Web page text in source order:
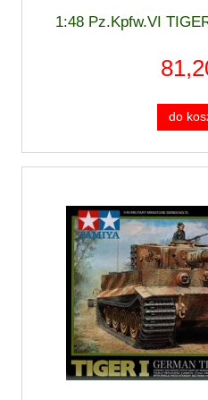
1:48 Pz.Kpfw.VI
do